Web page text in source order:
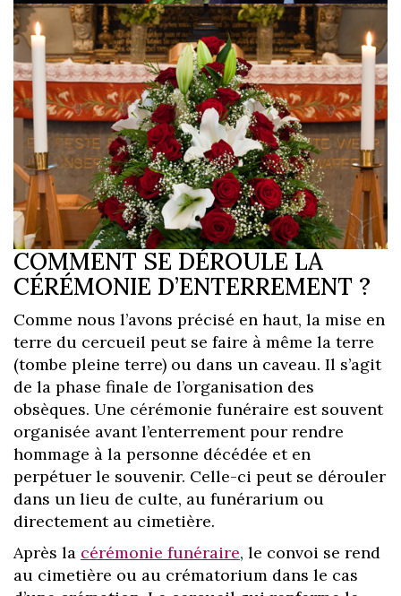
COMMENT SE DÉROULE LA
CÉRÉMONIE D’ENTERREMENT ?
Comme nous l’avons précisé en haut, la mise en
terre du cercueil peut se faire à même la terre
(tombe pleine terre) ou dans un caveau. Il s’agit
de la phase finale de l’organisation des
obsèques. Une cérémonie funéraire est souvent
organisée avant l’enterrement pour rendre
hommage à la personne décédée et en
perpétuer le souvenir. Celle-ci peut se dérouler
dans un lieu de culte, au funérarium ou
directement au cimetière.
Après la cérémonie funéraire, le convoi se rend
au cimetière ou au crématorium dans le cas